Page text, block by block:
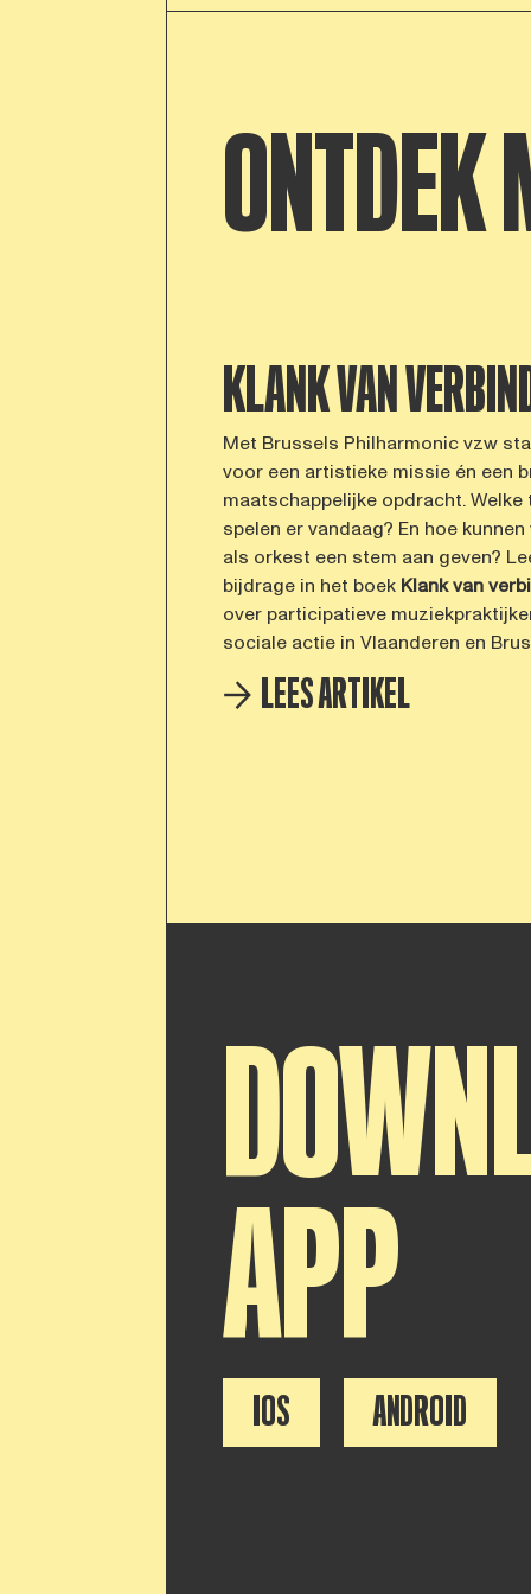
ONTDEK
KLANK VAN
Met Brussels Philharmonic vzw
voor een artistieke missie én een
maatschappelijke opdracht. Welke
spelen er vandaag? En hoe
als orkest een stem aan geven?
bijdrage in het boek Klankvan
over participatieve
sociale actie in Vlaanderen en
LEES ARTIKEL
APP
IOS ANDROID